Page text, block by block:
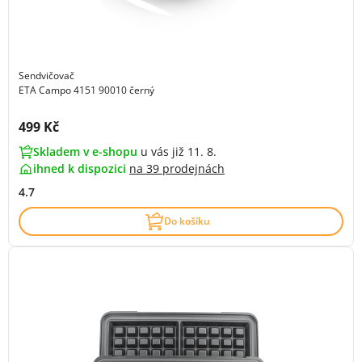
Sendvičovač
ETA Campo 4151 90010 černý
Cena s DPH:
499 Kč
Skladem v e-shopu u vás již 11. 8.
ihned k dispozici na 39 prodejnách
4.7
Do košíku